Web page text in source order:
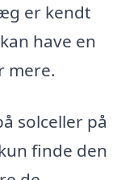
er kendt
have en
mere.
solceller på
finde den